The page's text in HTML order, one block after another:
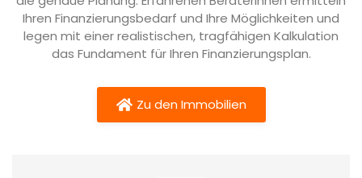
Zu den Finanzierungsspezialisten der
Volksbank Albstadt
Ihren Finanzierungsbedarf und Ihre Möglichkeiten und
legen mit einer realistischen, tragfähigen Kalkulation
das Fundament für Ihren Finanzierungsplan.
Zu den Immobilien